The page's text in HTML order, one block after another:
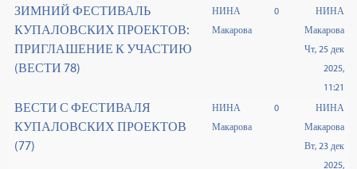
ЗИМНИЙ ФЕСТИВАЛЬ
КУПАЛОВСКИХ ПРОЕКТОВ:
ПРИГЛАШЕНИЕ К УЧАСТИЮ
(ВЕСТИ 78)
НИНА
Макарова
0
НИНА
Макарова
Чт, 25 дек
2025,
11:21
ВЕСТИ С ФЕСТИВАЛЯ
КУПАЛОВСКИХ ПРОЕКТОВ
(77)
НИНА
Макарова
0
НИНА
Макарова
Вт, 23 дек
2025,